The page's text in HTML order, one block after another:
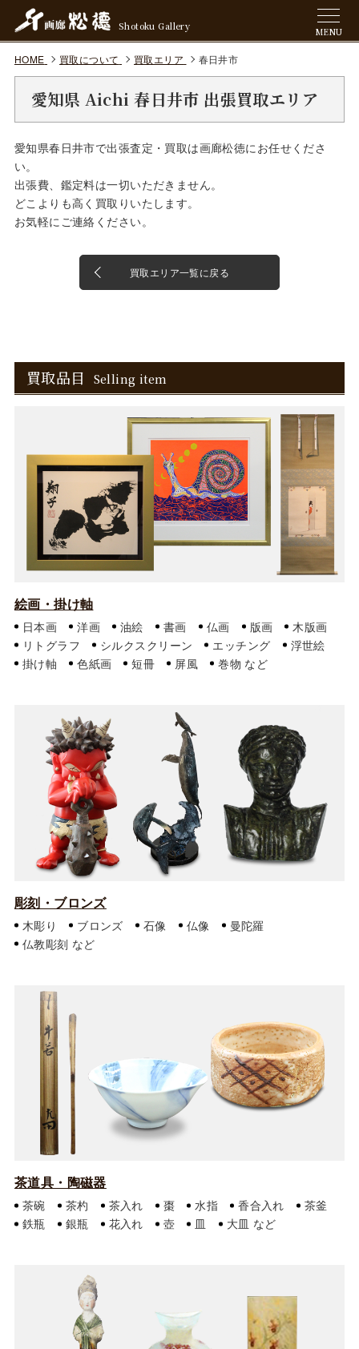
Shotoku Gallery MENU
HOME 買取について 買取エリア 春日井市
愛知県 Aichi 春日井市 出張買取エリア
愛知県春日井市で出張査定・買取は画廊松徳にお任せくださ
い。
出張費、鑑定料は一切いただきません。
どこよりも高く買取りいたします。
お気軽にご連絡ください。
買取エリア一覧に戻る
買取品目 Selling item
絵画・掛け軸
日本画 洋画 油絵 書画 仏画 版画
木版画
リトグラフ
シルクスクリーン エッチング
浮世絵
掛け軸
色紙画 短冊 屏風 巻物
彫刻・ブロンズ
木彫り ブロンズ 石像 仏像
曼陀羅
仏教彫刻
茶道具・陶磁器
茶碗 茶杓 茶入れ 棗 水指 香合入れ
茶釜
鉄瓶
銀瓶 花入れ 壺 皿 大皿